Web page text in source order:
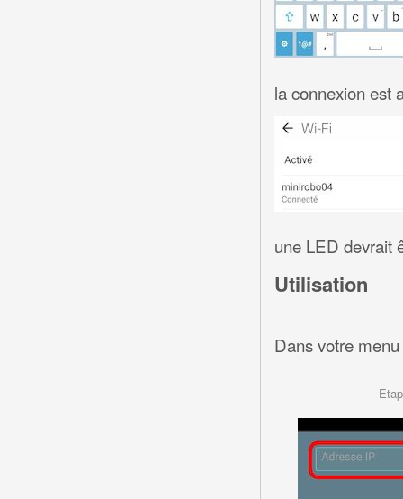
la connexion est
une LED devrait
Utilisation
Dans votre